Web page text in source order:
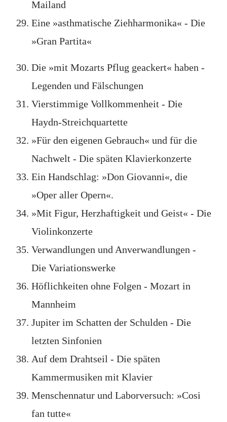
Mailand
Eine »asthmatische Ziehharmonika« - Die
»Gran Partita«
Die »mit Mozarts Pflug geackert« haben -
Legenden und Fälschungen
Vierstimmige Vollkommenheit - Die
Haydn-Streichquartette
»Für den eigenen Gebrauch« und für die
Nachwelt - Die späten Klavierkonzerte
Ein Handschlag: »Don Giovanni«, die
»Oper aller Opern«.
»Mit Figur, Herzhaftigkeit und Geist« - Die
Violinkonzerte
Verwandlungen und Anverwandlungen -
Die Variationswerke
Höflichkeiten ohne Folgen - Mozart in
Mannheim
Jupiter im Schatten der Schulden - Die
letzten Sinfonien
Auf dem Drahtseil - Die späten
Kammermusiken mit Klavier
Menschennatur und Laborversuch: »Cosi
fan tutte«